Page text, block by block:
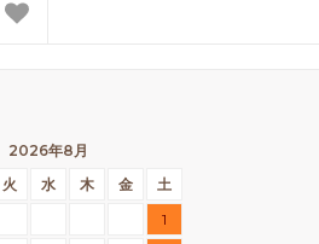
2026年8月
火 水 木 金
土
1